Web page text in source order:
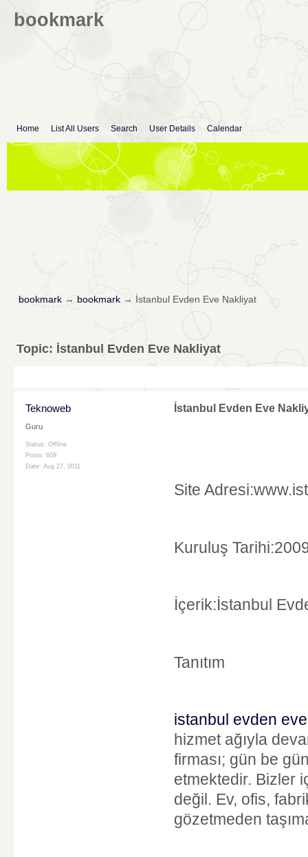
bookmark
Home List All Users Search User Details Calendar
bookmark→ bookmark→ İstanbul Evden Eve Nakliyat
Topic: İstanbul Evden Eve Nakliyat
Teknoweb
Guru
Status: Offline
Posts: 609
Date: Aug 27, 2011
İstanbul Evden Eve
Site
Kuruluş
İçerik:İstanbul
Tanıtım
istanbul evden
hizmet ağıyla
firması; gün be
etmektedir. Bizler
değil. Ev, ofis,
gözetmeden